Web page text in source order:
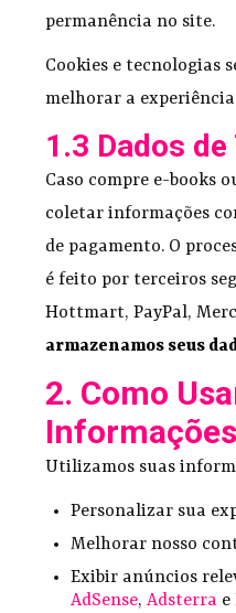
permanência no site.
Cookies e tecnologias
melhorar a
1.3 Dados
Caso compre e-books
coletar informações
de pagamento. O
é feito por terceiros
Hottmart, PayPal,
armazenamos seus
2. Como
Informações
Utilizamos suas
Personalizar sua
Melhorar nosso
Exibir anúncios
AdSense, Adsterra e